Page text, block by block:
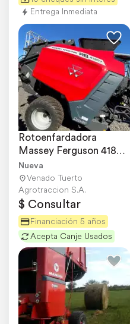
Entrega Inmediata
Rotoenfardadora
Massey Ferguson 4180v
- Nueva
Nueva
Venado Tuerto
Agrotraccion S.A.
$ Consultar
Financiación 5 años
Acepta Canje Usados